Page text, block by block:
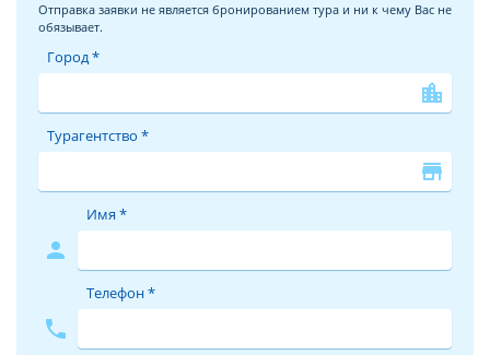
Отправка заявки не является бронированием тура и ни к чему Вас не
обязывает.
Город *
location_city
Турагентство *
store
person
Имя *
phone
Телефон *